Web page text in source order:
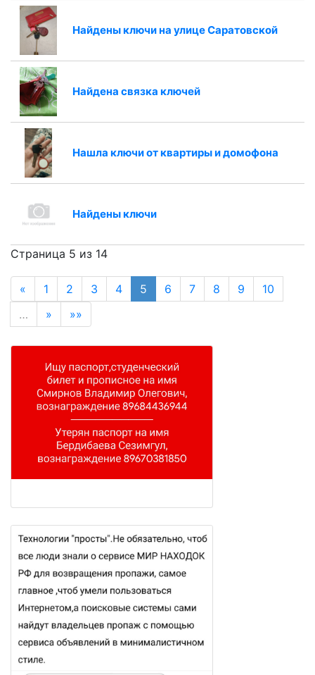
Найдены ключи на улице Саратовской
Найдена связка ключей
Нашла ключи от квартиры и домофона
Найдены ключи
Страница 5 из 14
« 1 2 3 4 5 6 7 8 9
10
…
» »»